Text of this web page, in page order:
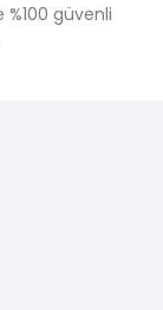
%100 güvenli